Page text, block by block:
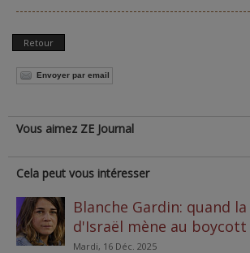
Retour
Envoyer par email
Vous aimez ZE Journal
Cela peut vous intéresser
Blanche Gardin: quand
d'Israël mène au
Mardi, 16 Déc. 2025